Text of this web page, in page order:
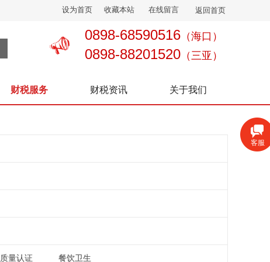
返回首页
在线留言
设为首页 收藏本站
0898-68590516 （海口）
0898-88201520 （三亚）
财税服务 财税资讯 关于我们
质量认证 餐饮卫生
客服